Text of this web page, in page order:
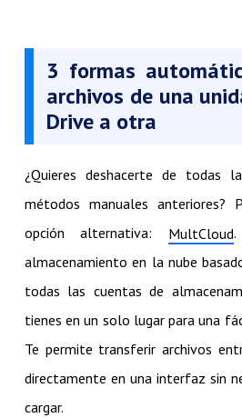
3 formas
archivos de una
Drive a otra
¿Quieres deshacerte de todas
métodos manuales anteriores?
opción alternativa: MultCloud
almacenamiento en la nube
todas las cuentas de
tienes en un solo lugar para una
Te permite transferir archivos
directamente en una interfaz sin
cargar.